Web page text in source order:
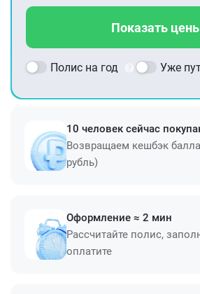
Показать
Полис на год Уже
10 человек сейчас
Возвращаем кешбэк
рубль)
Оформление ≈ 2 мин
Рассчитайте полис,
оплатите